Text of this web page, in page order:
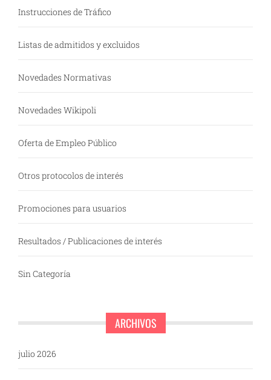
Instrucciones de Tráfico
Listas de admitidos y excluidos
Novedades Normativas
Novedades Wikipoli
Oferta de Empleo Público
Otros protocolos de interés
Promociones para usuarios
Resultados / Publicaciones de interés
Sin Categoría
ARCHIVOS
julio 2026